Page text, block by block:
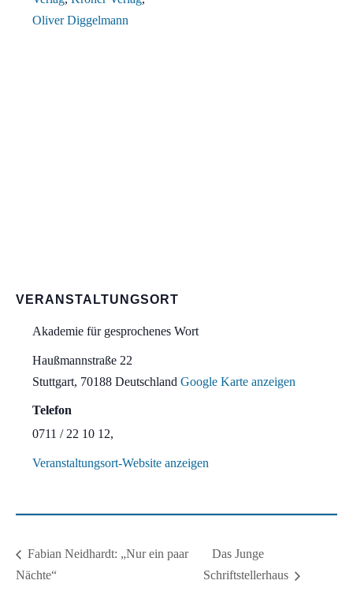
Oliver Diggelmann
VERANSTALTUNGSORT
Akademie für gesprochenes Wort
Haußmannstraße 22
Stuttgart, 70188 Deutschland Google Karte anzeigen
Telefon
0711 / 22 10 12,
Veranstaltungsort-Website anzeigen
Fabian Neidhardt: „Nur ein paar
Nächte“
Das Junge
Schriftstellerhaus